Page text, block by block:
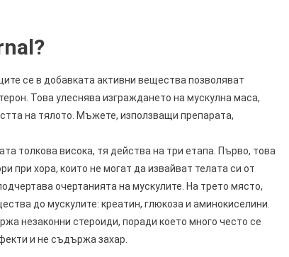
се в добавката активни вещества позволяват
Това улеснява изграждането на мускулна маса,
на тялото. Мъжете, използващи препарата,
толкова висока, тя действа на три етапа. Първо, това
при хора, които не могат да извайват телата си от
очертанията на мускулите. На трето място,
до мускулите: креатин, глюкоза и аминокиселини.
незаконни стероиди, поради което много често се
и не съдържа захар.